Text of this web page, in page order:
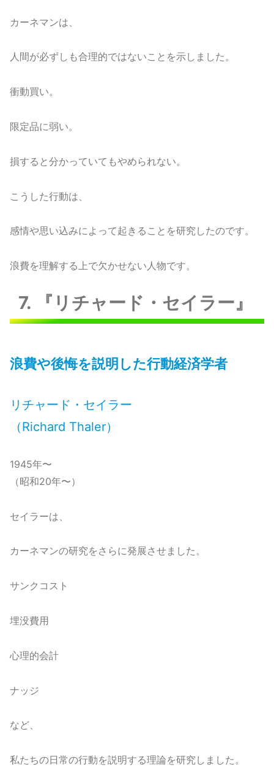
カーネマンは、
人間が必ずしも合理的ではないことを示しました。
衝動買い。
限定品に弱い。
損すると分かっていてもやめられない。
こうした行動は、
感情や思い込みによって起きることを研究したのです。
浪費を理解する上で欠かせない人物です。
7. 『リチャード・セイラー』
浪費や後悔を説明した行動経済学者
リチャード・セイラー
（Richard Thaler）
1945年〜
（昭和20年〜）
セイラーは、
カーネマンの研究をさらに発展させました。
サンクコスト
埋没費用
心理的会計
ナッジ
など、
私たちの日常の行動を説明する理論を研究しました。